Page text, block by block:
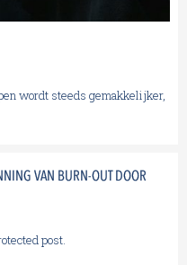
wordt steeds gemakkelijker,
VAN BURN-OUT DOOR
post.